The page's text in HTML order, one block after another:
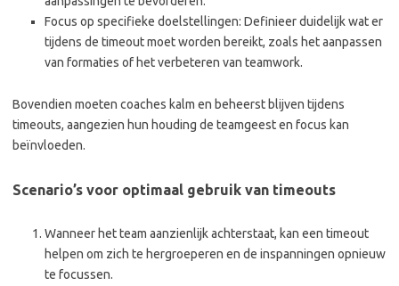
Focus op specifieke doelstellingen: Definieer duidelijk wat er
tijdens de timeout moet worden bereikt, zoals het aanpassen
van formaties of het verbeteren van teamwork.
Bovendien moeten coaches kalm en beheerst blijven tijdens
timeouts, aangezien hun houding de teamgeest en focus kan
beïnvloeden.
Scenario’s voor optimaal gebruik van timeouts
Wanneer het team aanzienlijk achterstaat, kan een timeout
helpen om zich te hergroeperen en de inspanningen opnieuw
te focussen.